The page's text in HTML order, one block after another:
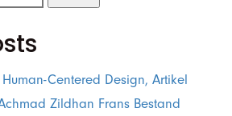
Centered Design, Artikel
Zildhan Frans Bestand